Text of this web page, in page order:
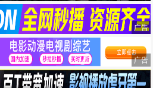
广告
广告